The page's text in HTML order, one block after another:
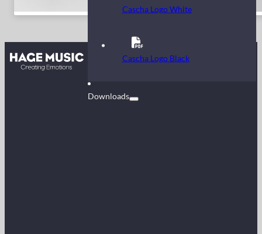
Contact
Downloads
Cascha Logo White
Cascha Logo Black